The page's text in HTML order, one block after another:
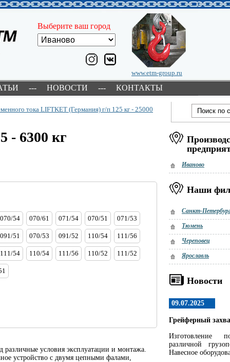
www.etm-group.ru
--- НОВОСТИ --- КОНТАКТЫ
Выберите ваш город
тока LIFTKET (Германия) г/п 125 кг - 25000
- 6300 кг
070/54 070/61 071/54 070/51 071/53
091/51 070/53 091/52 110/54 111/56
111/54 110/54 111/56 110/52 111/52
условия эксплуатации и монтажа.
устройство с двумя цепными фалами,
Иваново
Наши
Санкт-Петербург
Тюмень
Череповец
Ярославль
Новости
09.07.2025
Грейферный
Изготовление
различной
Навесное